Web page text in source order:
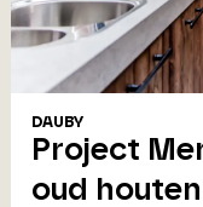
DAUBY
Project
oud